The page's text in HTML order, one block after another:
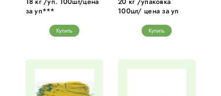
за уп***
Купить
100шт/ цена за уп
Купить